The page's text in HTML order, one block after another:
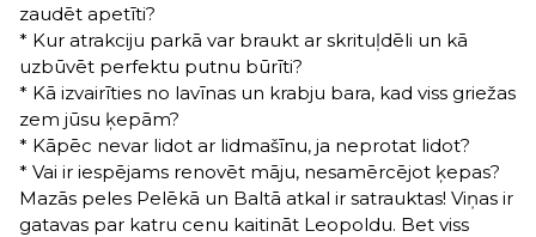
zaudēt apetīti?
* Kur atrakciju parkā var braukt ar skrituļdēli un kā
uzbūvēt perfektu putnu būrīti?
* Kā izvairīties no lavīnas un krabju bara, kad viss griežas
zem jūsu ķepām?
* Kāpēc nevar lidot ar lidmašīnu, ja neprotat lidot?
* Vai ir iespējams renovēt māju, nesamērcējot ķepas?
Mazās peles Pelēkā un Baltā atkal ir satrauktas! Viņas ir
gatavas par katru cenu kaitināt Leopoldu. Bet viss